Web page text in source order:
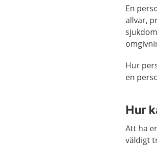
En
allvar,
Hur
en
Hur
Att ha
väldigt